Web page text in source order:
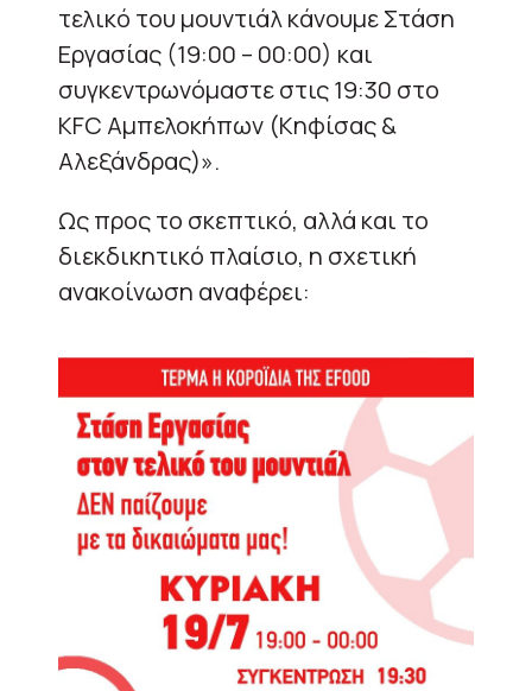
τελικό του μουντιάλ κάνουμε Στάση
Εργασίας (19:00 – 00:00) και
συγκεντρωνόμαστε στις 19:30 στο
KFC Αμπελοκήπων (Κηφίσας &
Αλεξάνδρας)».
Ως προς το σκεπτικό, αλλά και το
διεκδικητικό πλαίσιο, η σχετική
ανακοίνωση αναφέρει: